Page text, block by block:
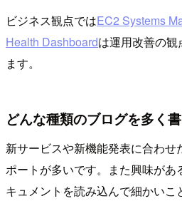
ビジネス観点ではEC2 Systems
Health Dashboardは運用改善の
ます。
どんな種類のブログを多く
新サービスや新機能発表に合わせ
ポートが多いです。また興味があ
キュメントを読み込んで細かい